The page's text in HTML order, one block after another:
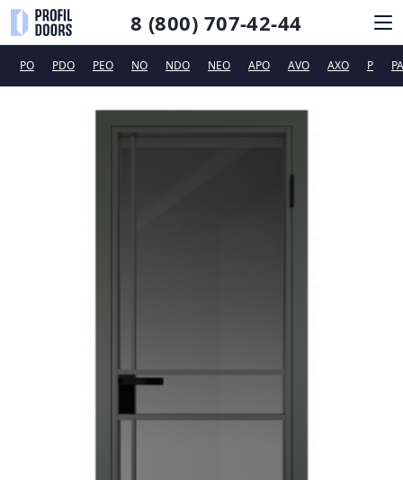
8 (800) 707-42-44
СИСТЕМЫ ОТКРЫВАНИЯ
PO PDO PEO NO NDO NEO APO AVO AXO P PA